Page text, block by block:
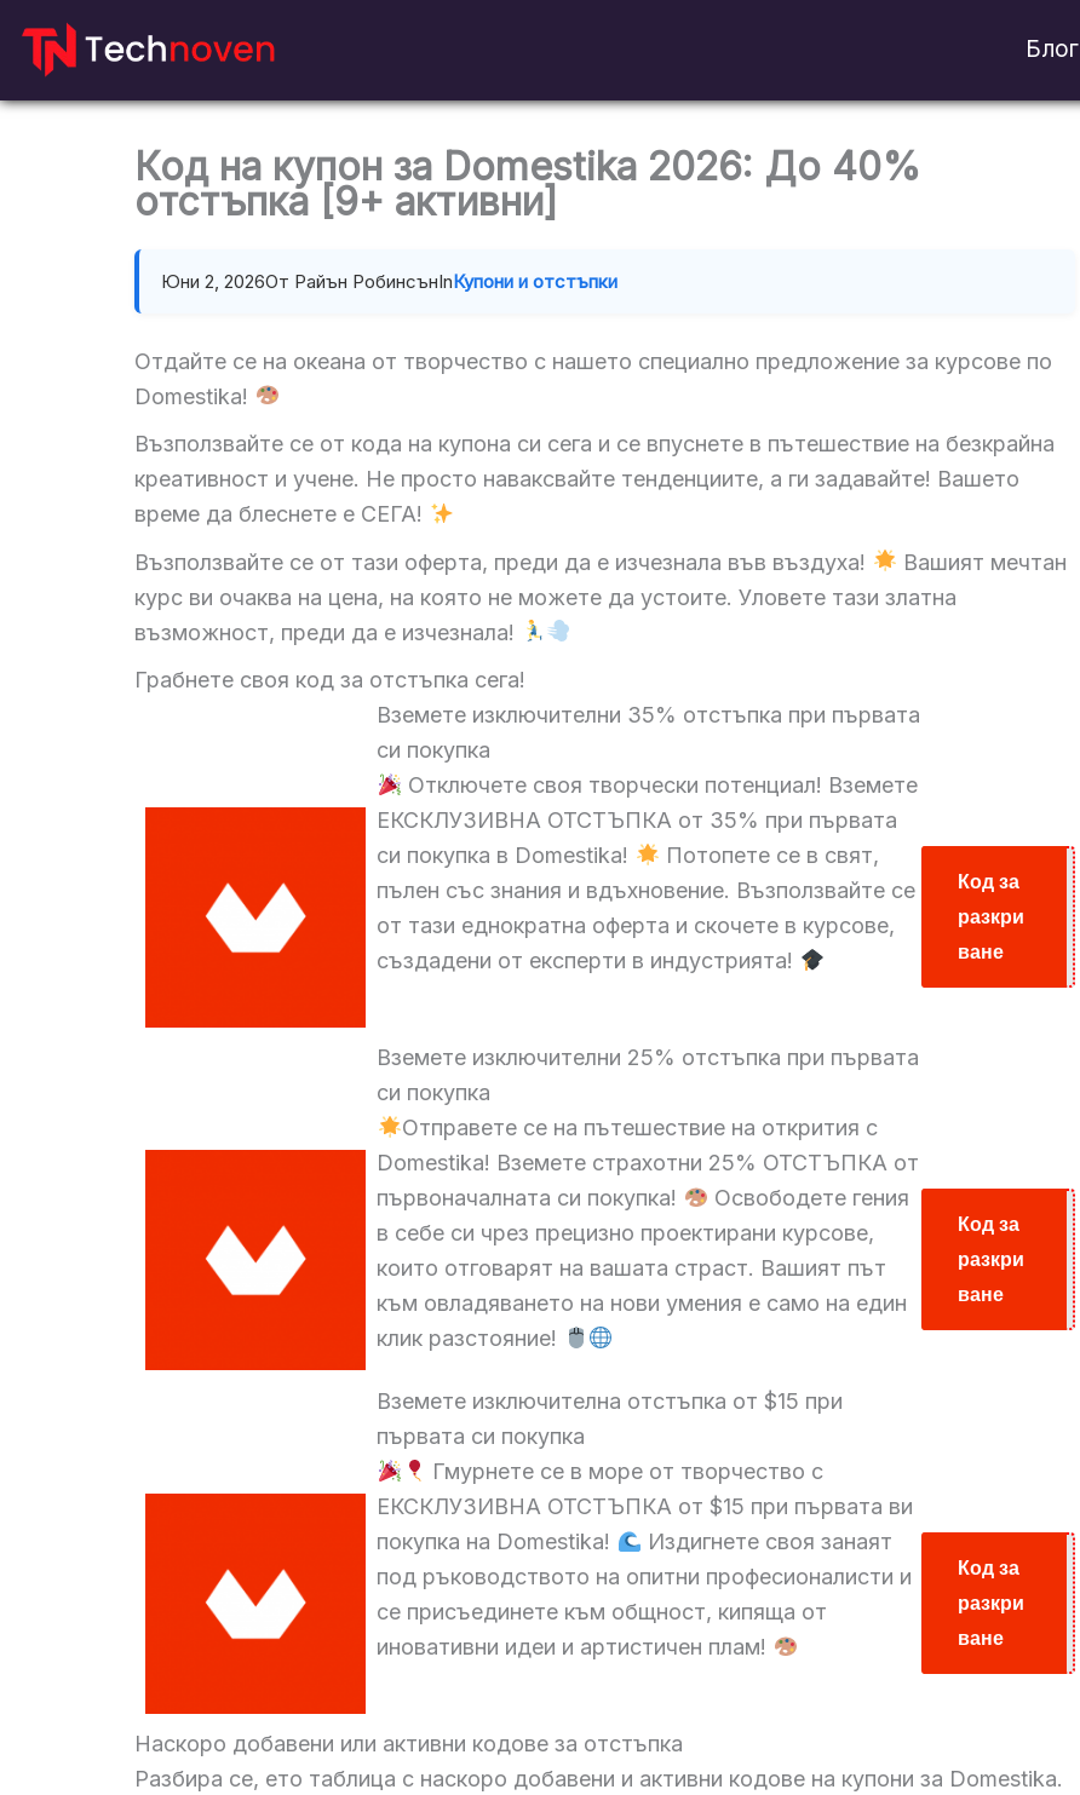
Блог
Код на купон за Domestika 2026: До 40%
отстъпка [9+ активни]
Юни 2, 2026От Райън РобинсънInКупони и отстъпки
Отдайте се на океана от творчество с нашето специално предложение за курсове по
Domestika!
Възползвайте се от кода на купона си сега и се впуснете в пътешествие на безкрайна
креативност и учене. Не просто наваксвайте тенденциите, а ги задавайте! Вашето
време да блеснете е СЕГА!
Възползвайте се от тази оферта, преди да е изчезнала във въздуха!
Вашият мечтан
курс ви очаква на цена, на която не можете да устоите. Уловете тази златна
възможност, преди да е изчезнала!
Грабнете своя код за отстъпка сега!
Вземете изключителни 35% отстъпка при първата
си покупка
Отключете своя творчески потенциал! Вземете
ЕКСКЛУЗИВНА ОТСТЪПКА от 35% при първата
си покупка в Domestika!
Потопете се в свят,
пълен със знания и вдъхновение. Възползвайте се
от тази еднократна оферта и скочете в курсове,
създадени от експерти в индустрията!
Код за
разкри
ване
ПЕТЪК
Вземете изключителни 25% отстъпка при първата
си покупка
Отправете се на пътешествие на открития с
Domestika! Вземете страхотни 25% ОТСТЪПКА от
първоначалната си покупка!
Освободете гения
в себе си чрез прецизно проектирани курсове,
които отговарят на вашата страст. Вашият път
към овладяването на нови умения е само на един
клик разстояние!
Код за
разкри
ване
Вземете изключителна отстъпка от $15 при
първата си покупка
Гмурнете се в море от творчество с
ЕКСКЛУЗИВНА ОТСТЪПКА от $15 при първата ви
покупка на Domestika!
Издигнете своя занаят
под ръководството на опитни професионалисти и
се присъединете към общност, кипяща от
иновативни идеи и артистичен плам!
Код за
разкри
ване
Наскоро добавени или активни кодове за отстъпка
Разбира се, ето таблица с наскоро добавени и активни кодове на купони за Domestika.